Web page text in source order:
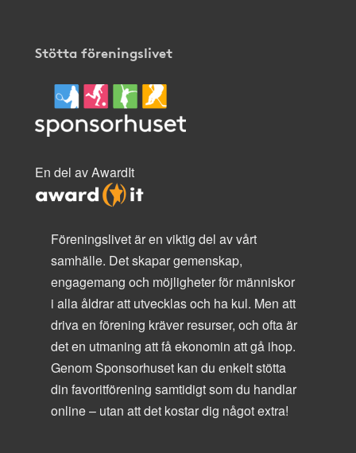
Stötta föreningslivet
En del av AwardIt
Föreningslivet är en viktig del av vårt
samhälle. Det skapar gemenskap,
engagemang och möjligheter för människor
i alla åldrar att utvecklas och ha kul. Men att
driva en förening kräver resurser, och ofta är
det en utmaning att få ekonomin att gå ihop.
Genom Sponsorhuset kan du enkelt stötta
din favoritförening samtidigt som du handlar
online – utan att det kostar dig något extra!